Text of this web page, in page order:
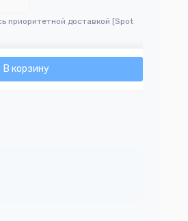
приоритетной доставкой [Spot
В корзину